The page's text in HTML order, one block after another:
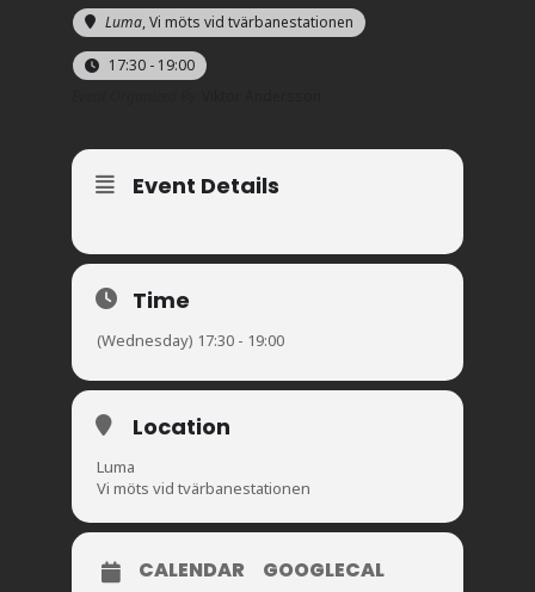
Luma, Vi möts vid tvärbanestationen
17:30 - 19:00
Event Details
Time
(Wednesday) 17:30 - 19:00
Location
Luma
Vi möts vid tvärbanestationen
CALENDAR GOOGLECAL